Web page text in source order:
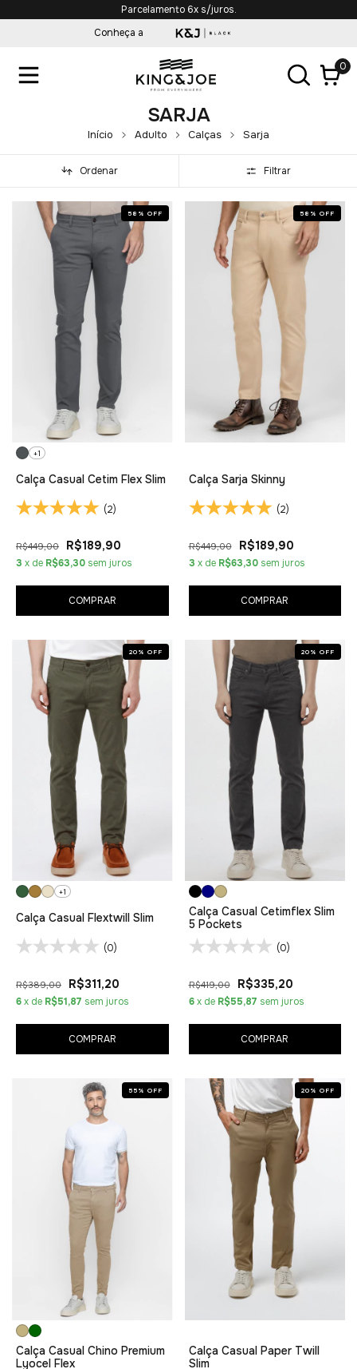
Parcelamento 6x s/juros.
Conheça a
0
SARJA
Início Adulto Calças Sarja
Ordenar Filtrar
58 % OFF
+1
Calça Casual Cetim Flex Slim
(2)
R$449,00 R$189,90
3 x de R$63,30 sem juros
COMPRAR
58 % OFF
Calça Sarja Skinny
(2)
R$449,00 R$189,90
3 x de R$63,30 sem juros
COMPRAR
20 % OFF
+1
Calça Casual Flextwill Slim
(0)
R$389,00 R$311,20
6x de R$51,87 sem juros
COMPRAR
20 % OFF
Calça Casual Cetimflex Slim
5 Pockets
(0)
R$419,00 R$335,20
6 x de R$55,87 sem juros
COMPRAR
55 % OFF
Calça Casual Chino Premium
Lyocel Flex
20 % OFF
Calça Casual Paper Twill
Slim